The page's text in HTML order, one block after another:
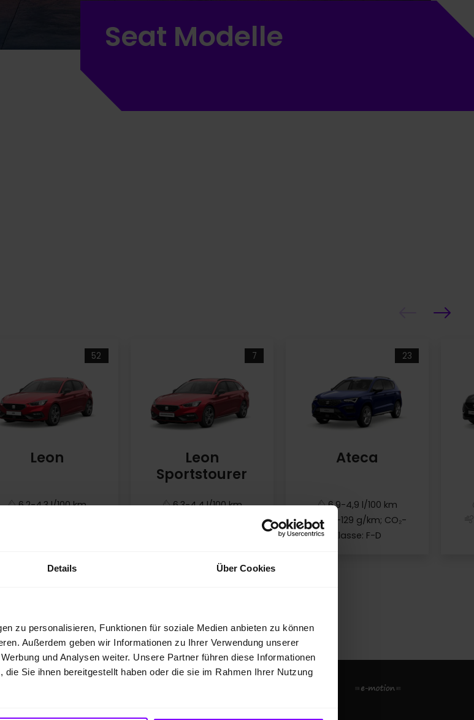
Details Über Cookies
zu personalisieren, Funktionen für soziale Medien anbieten zu können
Außerdem geben wir Informationen zu Ihrer Verwendung unserer
und Analysen weiter. Unsere Partner führen diese Informationen
Sie ihnen bereitgestellt haben oder die sie im Rahmen Ihrer Nutzung
Seat Modelle
52
Leon
6,2-4,3 l/100 km
Leon
7
Leon
Sportstourer
6,3-4,4 l/100 km
Leon Sportstourer
23
Ateca
6,9-4,9 l/100 km
156-129 g/km; CO₂-
Klasse: F-D